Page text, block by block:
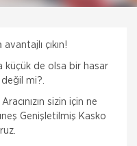
çıkın!
küçük de olsa bir hasar
mi?.
sizin için ne
Genişletilmiş Kasko